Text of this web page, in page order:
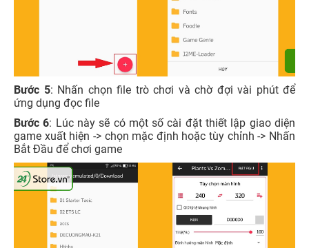
Bước 5: Nhấn chọn file trò chơi và chờ đợi vài phút để
ứng dụng đọc file
Bước 6: Lúc này sẽ có một số cài đặt thiết lập giao diện
game xuất hiện -> chọn mặc định hoặc tùy chỉnh -> Nhấn
Bắt Đầu để chơi game